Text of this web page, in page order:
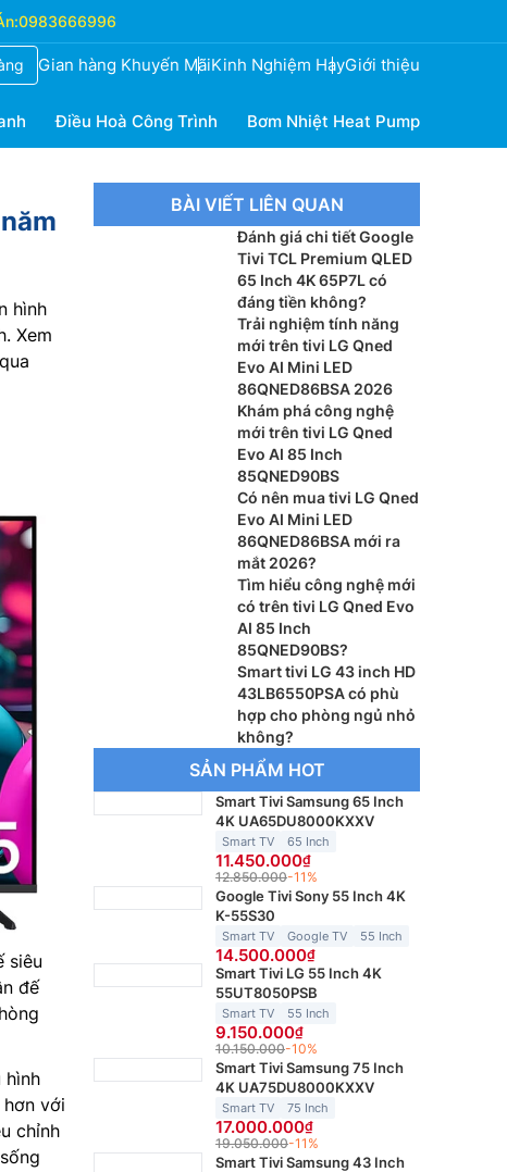
0983666996
Gian hàng Khuyến MãiKinh Nghiệm HayGiới thiệu
Điều Hoà Công Trình Bơm Nhiệt Heat Pump
hình
Xem
siêu
đế
hình
với
chỉnh
BÀI VIẾT LIÊN QUAN
Đánh giá chi tiết Google
Tivi TCL Premium QLED
65 Inch 4K 65P7L có
đáng tiền không?
Trải nghiệm tính năng
mới trên tivi LG Qned
Evo AI Mini LED
86QNED86BSA 2026
Khám phá công nghệ
mới trên tivi LG Qned
Evo AI 85 Inch
85QNED90BS
Có nên mua tivi LG Qned
Evo AI Mini LED
86QNED86BSA mới ra
mắt 2026?
Tìm hiểu công nghệ mới
có trên tivi LG Qned Evo
AI 85 Inch
85QNED90BS?
Smart tivi LG 43 inch HD
43LB6550PSA có phù
hợp cho phòng ngủ nhỏ
không?
SẢN PHẨM HOT
Smart Tivi Samsung 65 Inch
4K UA65DU8000KXXV
Smart TV 65 Inch
11.450.000
12.850.000-11%
Google Tivi Sony 55 Inch 4K
K-55S30
Smart TV Google TV 55 Inch
14.500.000
Smart Tivi LG 55 Inch 4K
55UT8050PSB
Smart TV 55 Inch
9.150.000
10.150.000-10%
Smart Tivi Samsung 75 Inch
4K UA75DU8000KXXV
Smart TV 75 Inch
17.000.000
19.050.000-11%
Smart Tivi Samsung 43 Inch